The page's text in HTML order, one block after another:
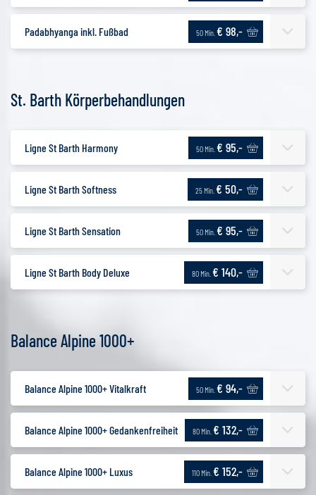
Padabhyanga inkl. Fußbad 50 Min. € 98,-
St. Barth Körperbehandlungen
Ligne St Barth Harmony 50 Min. € 95,-
Ligne St Barth Softness 25 Min. € 50,-
Ligne St Barth Sensation 50 Min. € 95,-
Ligne St Barth Body Deluxe 80 Min. € 140,-
Balance Alpine 1000+
Balance Alpine 1000+ Vitalkraft 50 Min. € 94,-
Balance Alpine 1000+ Gedankenfreiheit 80 Min. € 132,-
Balance Alpine 1000+ Luxus 110 Min. € 152,-